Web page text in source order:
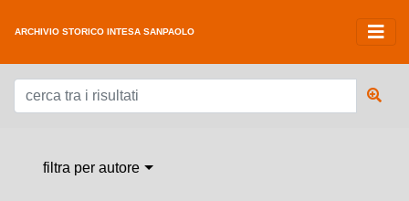
ARCHIVIO STORICO INTESA SANPAOLO
filtra per autore